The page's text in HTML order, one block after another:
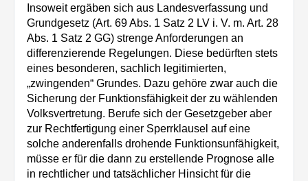
Insoweit ergäben sich aus Landesverfassung und
Grundgesetz (Art. 69 Abs. 1 Satz 2 LV i. V. m. Art. 28
Abs. 1 Satz 2 GG) strenge Anforderungen an
differenzierende Regelungen. Diese bedürften stets
eines besonderen, sachlich legitimierten,
„zwingenden“ Grundes. Dazu gehöre zwar auch die
Sicherung der Funktionsfähigkeit der zu wählenden
Volksvertretung. Berufe sich der Gesetzgeber aber
zur Rechtfertigung einer Sperrklausel auf eine
solche anderenfalls drohende Funktionsunfähigkeit,
müsse er für die dann zu erstellende Prognose alle
in rechtlicher und tatsächlicher Hinsicht für die